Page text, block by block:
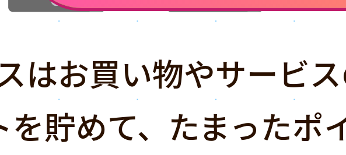
はお買い物やサービ
を貯めて、たまったポ